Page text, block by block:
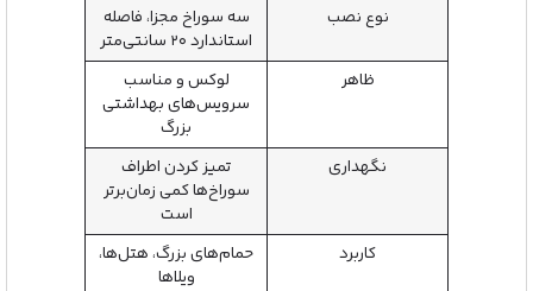
نوع نصب
سه سوراخ مجزا، فاصله
استاندارد ۲۰ سانتی‌متر
ظاهر
لوکس و مناسب
سرویس‌های بهداشتی
بزرگ
نگهداری
تمیز کردن اطراف
سوراخ‌ها کمی زمان‌برتر
است
کاربرد
حمام‌های بزرگ، هتل‌ها،
ویلاها